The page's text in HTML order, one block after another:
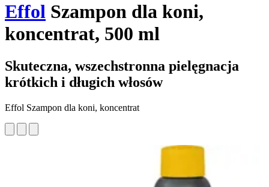
Effol Szampon dla koni,
koncentrat, 500 ml
Skuteczna, wszechstronna pielęgnacja
krótkich i długich włosów
Effol Szampon dla koni, koncentrat